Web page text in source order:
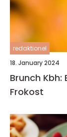
redaktionel
18. January 2024
Brunch Kbh:
Frokost